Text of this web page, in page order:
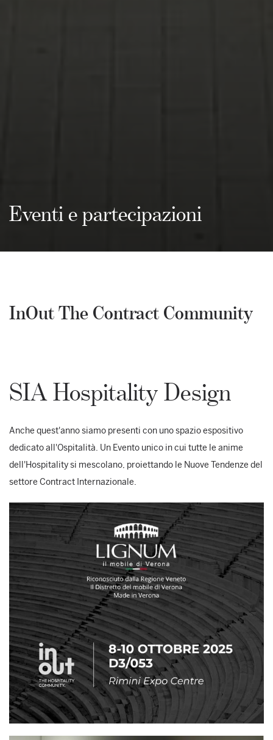
Eventi e partecipazioni
InOut The Contract Community
SIA Hospitality Design
Anche quest'anno siamo presenti con uno spazio espositivo
dedicato all'Ospitalità. Un Evento unico in cui tutte le anime
dell'Hospitality si mescolano, proiettando le Nuove Tendenze del
settore Contract Internazionale.